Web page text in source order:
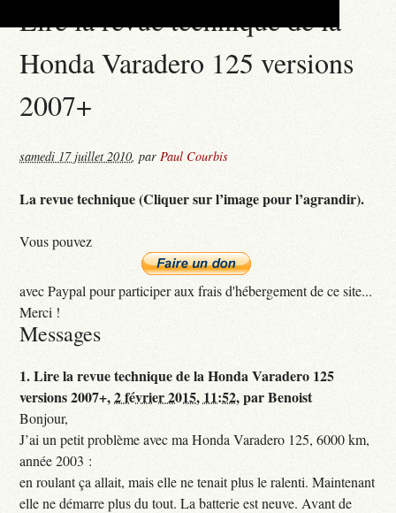
Lire la revue technique de la
Honda Varadero 125 versions
2007+
samedi 17 juillet 2010,parPaul Courbis
La revue technique (Cliquer sur l’image pour l’agrandir).
Vous pouvez
avec Paypal pour participer aux frais d'hébergement de ce site...
Merci !
Messages
1.Lire la revue technique de la Honda Varadero 125
versions 2007+,2 février 2015, 11:52,parBenoist
Bonjour,
J’ai un petit problème avec ma Honda Varadero 125, 6000 km,
année 2003 :
en roulant ça allait, mais elle ne tenait plus le ralenti. Maintenant
elle ne démarre plus du tout. La batterie est neuve. Avant de